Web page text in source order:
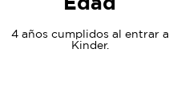
4 años cumplidos al entrar a
Kinder.